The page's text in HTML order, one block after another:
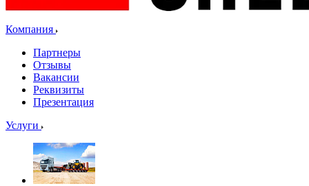
Компания
Партнеры
Отзывы
Вакансии
Реквизиты
Презентация
Услуги